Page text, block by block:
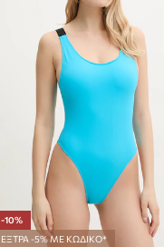
-10%
ΕΞΤΡΑ -5% ΜΕ ΚΩΔΙΚΟ*